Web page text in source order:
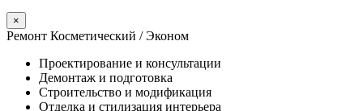
×
Ремонт Косметический / Эконом​
Проектирование и консультации
Демонтаж и подготовка
Строительство и модификация
Отделка и стилизация интерьера